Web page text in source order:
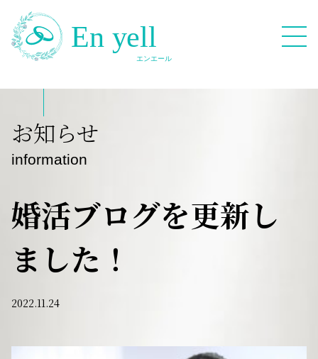
082-909-2380
無料相談応募フォーム
サービスの特徴
お知らせ
information
婚活ブログを更新し
ました！
2022.11.24